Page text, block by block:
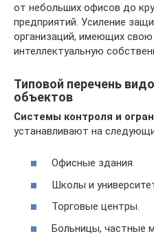
от небольших офисов до
предприятий. Усиление
организаций, имеющих
интеллектуальную
Типовой перечень
объектов
Системы контроля и
устанавливают на
Офисные здания
Школы и
Торговые центры.
Больницы, частные